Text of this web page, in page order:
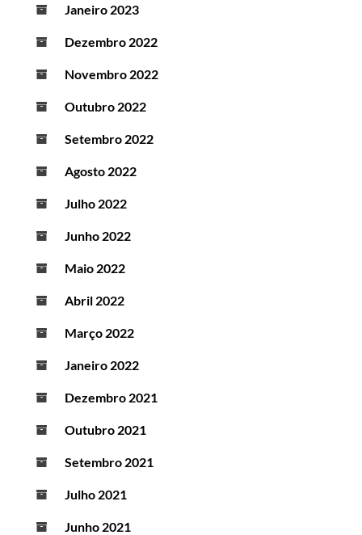
Janeiro 2023
Dezembro 2022
Novembro 2022
Outubro 2022
Setembro 2022
Agosto 2022
Julho 2022
Junho 2022
Maio 2022
Abril 2022
Março 2022
Janeiro 2022
Dezembro 2021
Outubro 2021
Setembro 2021
Julho 2021
Junho 2021